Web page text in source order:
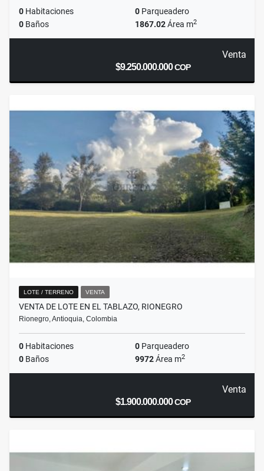
0 Habitaciones 0 Parqueadero
0 Baños 1867.02Área m2
Venta
$9.250.000.000COP
LOTE / TERRENO VENTA
VENTA DE LOTE EN EL TABLAZO, RIONEGRO
Rionegro, Antioquia, Colombia
0 Habitaciones 0 Parqueadero
0 Baños 9972Área m2
Venta
$1.900.000.000COP